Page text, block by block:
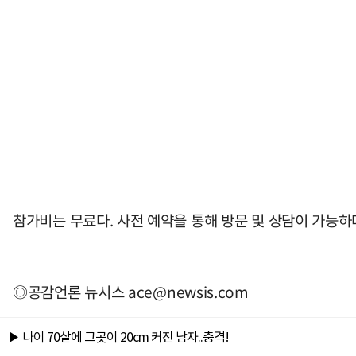
참가비는 무료다. 사전 예약을 통해 방문 및 상담이 가능하
◎공감언론 뉴시스ace@newsis.com